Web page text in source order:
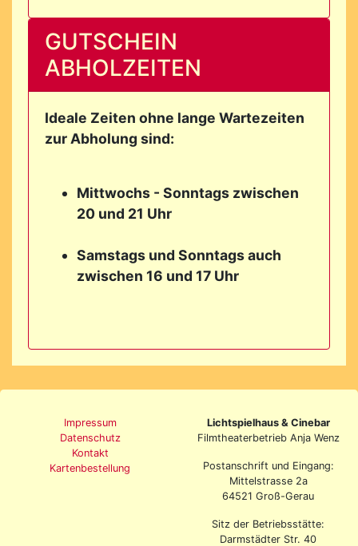
GUTSCHEIN
ABHOLZEITEN
Ideale Zeiten ohne lange Wartezeiten
zur Abholung sind:
Mittwochs - Sonntags zwischen
20 und 21 Uhr
Samstags und Sonntags auch
zwischen 16 und 17 Uhr
Impressum
Datenschutz
Kontakt
Kartenbestellung
Lichtspielhaus & Cinebar
Filmtheaterbetrieb Anja Wenz
Postanschrift und Eingang:
Mittelstrasse 2a
64521 Groß-Gerau
Sitz der Betriebsstätte:
Darmstädter Str. 40